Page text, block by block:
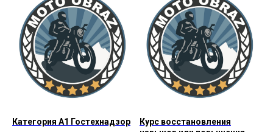
Категория А1 Гостехнадзор
Курс восстановления